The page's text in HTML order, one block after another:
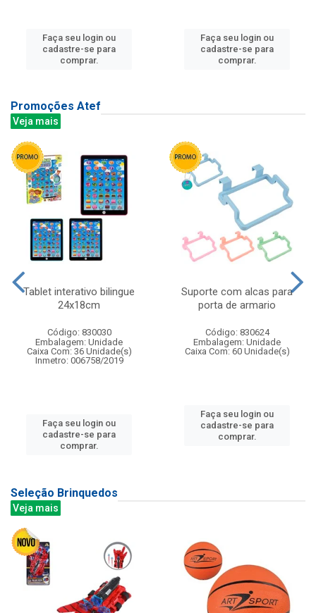
Faça seu login ou
cadastre-se para
comprar.
Faça seu login ou
cadastre-se para
comprar.
Promoções Atef
Veja mais
Tablet interativo bilingue
24x18cm
Código: 830030
Embalagem: Unidade
Caixa Com: 36 Unidade(s)
Inmetro: 006758/2019
Faça seu login ou
cadastre-se para
comprar.
Suporte com alcas para
porta de armario
Código: 830624
Embalagem: Unidade
Caixa Com: 60 Unidade(s)
Faça seu login ou
cadastre-se para
comprar.
Seleção Brinquedos
Veja mais